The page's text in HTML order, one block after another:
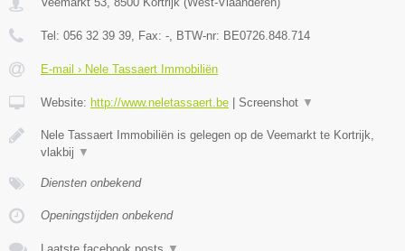
Tel: 056 32 39 39 , Fax: - , BTW-nr: BE0726.848.714
E-mail › Nele Tassaert Immobiliën
Website: http://www.neletassaert.be Screenshot ▼
Nele Tassaert Immobiliën is gelegen op de Veemarkt te Kortrijk,
vlakbij ▼
Diensten onbekend
Openingstijden onbekend